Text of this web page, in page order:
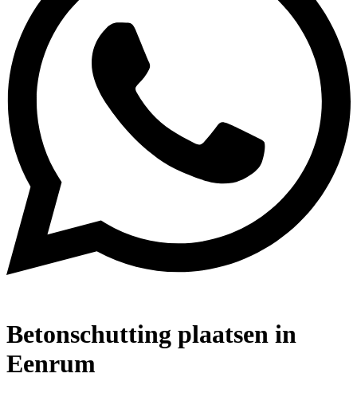
Betonschutting plaatsen in
Eenrum